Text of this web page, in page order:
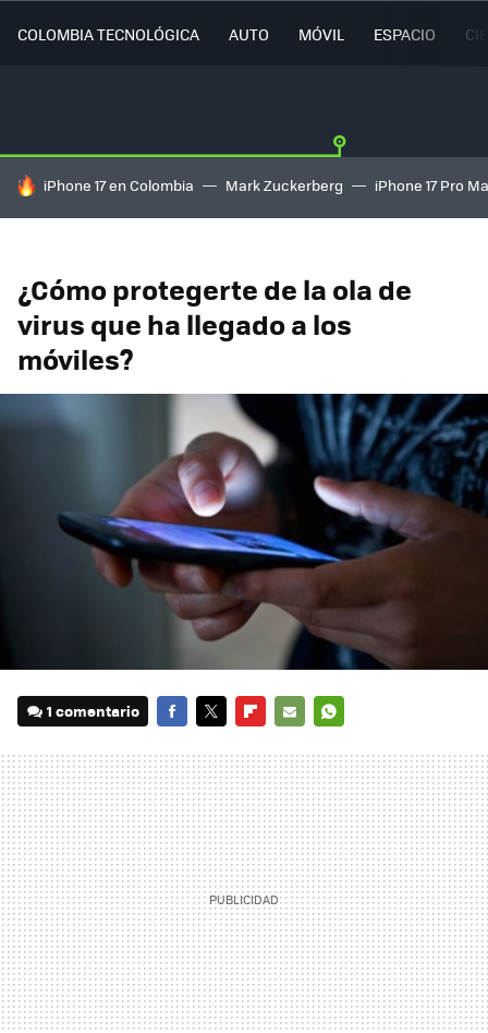
COLOMBIA TECNOLÓGICA AUTO MÓVIL ESPACIO
HOY SE HABLA DE
iPhone 17 en Colombia Mark Zuckerberg iPhone 17 Pro
¿Cómo protegerte de la ola de
virus que ha llegado a los
móviles?
1 comentario
MAIL